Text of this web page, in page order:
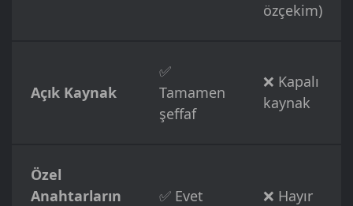
özçekim)
Açık Kaynak
✅
Tamamen
şeffaf
❌ Kapalı
kaynak
Özel
Anahtarların
✅ Evet ❌ Hayır